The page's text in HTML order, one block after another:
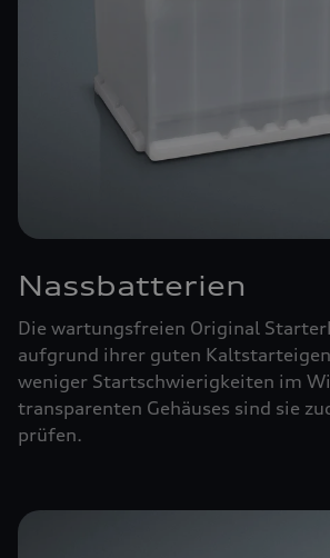
Nassbatterien
Die wartungsfreien Original
aufgrund ihrer guten
weniger Startschwierigkeiten im
transparenten Gehäuses sind sie
prüfen.